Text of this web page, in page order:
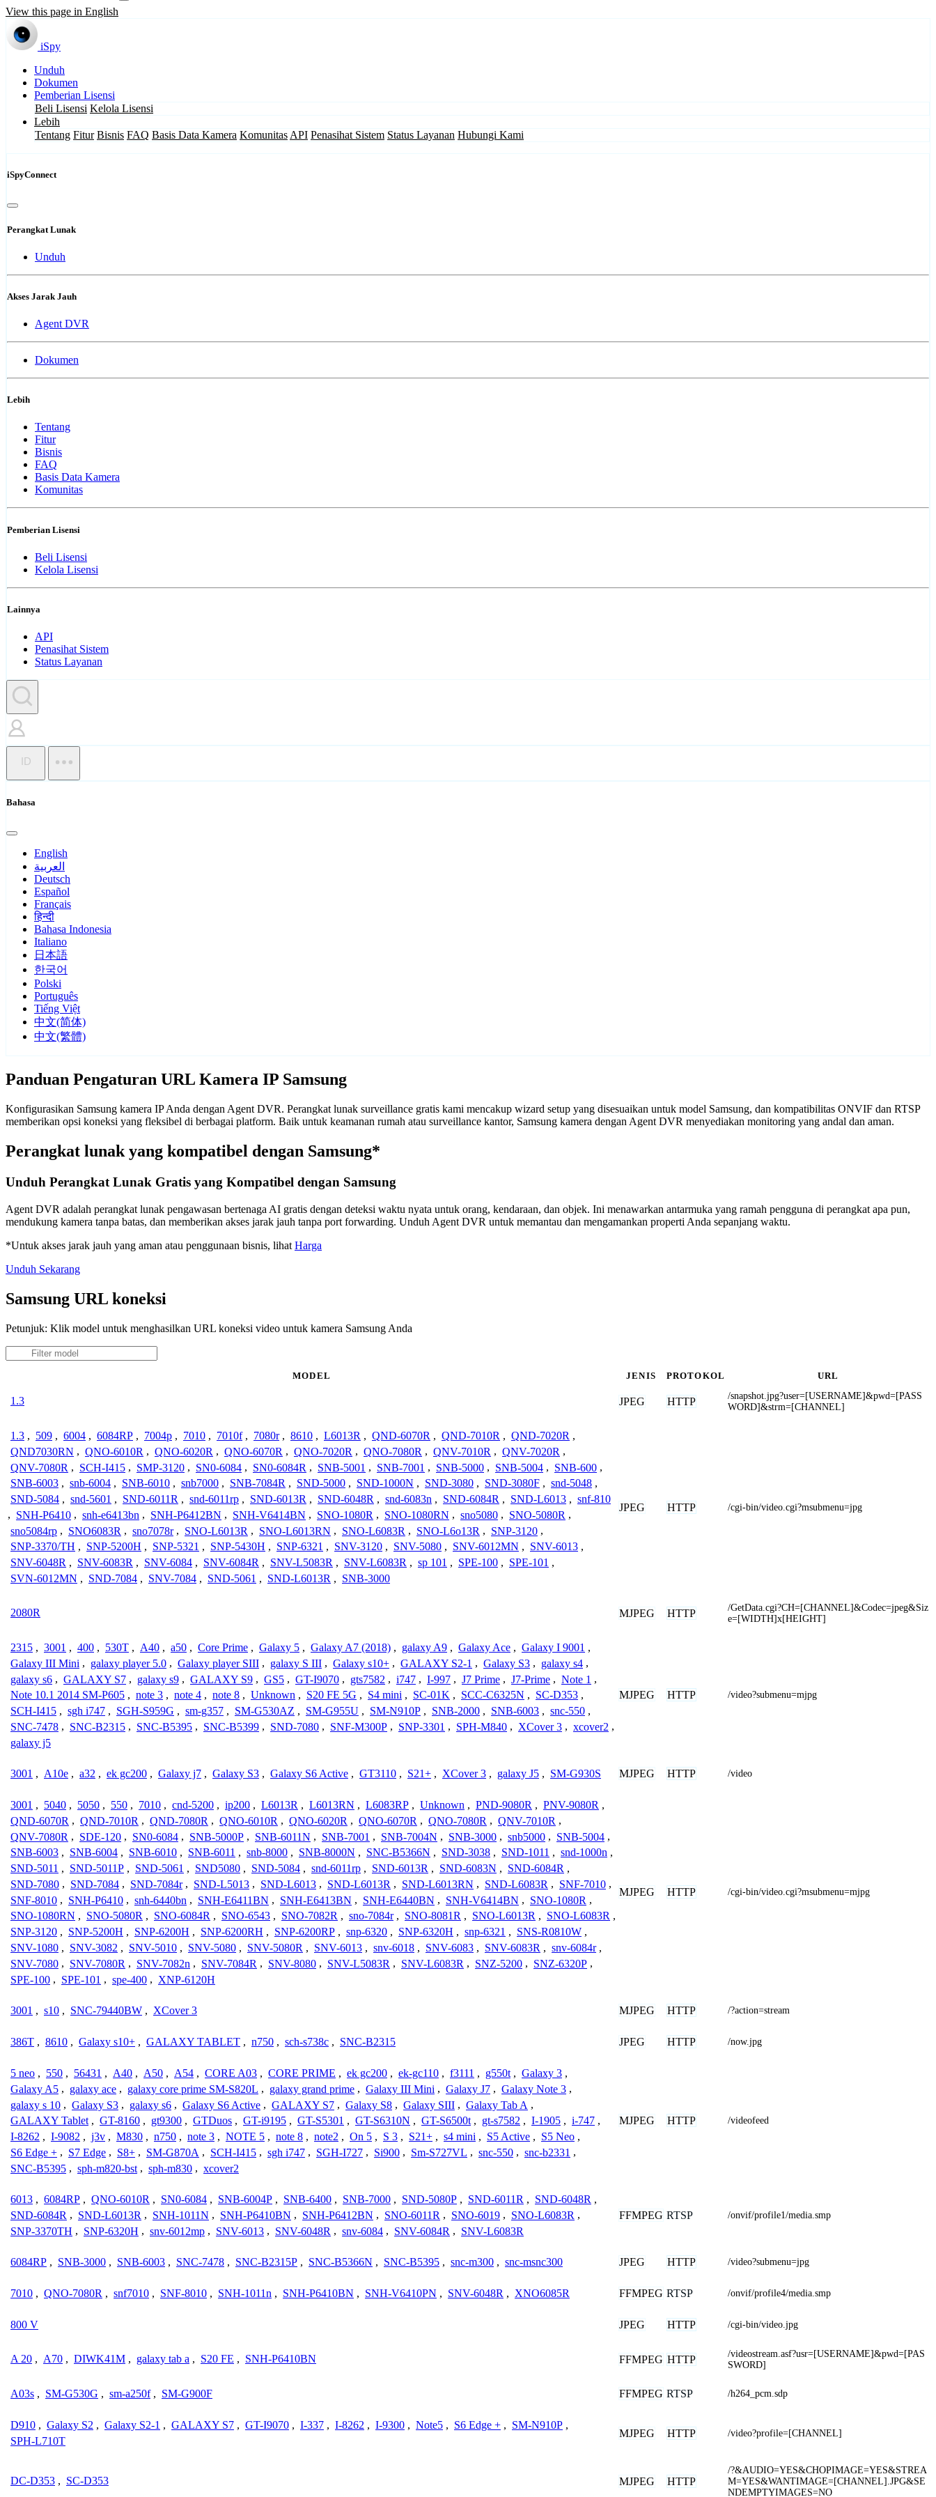
View this page in English
iSpy
Unduh
Dokumen
Pemberian Lisensi
Beli Lisensi Kelola Lisensi
Lebih
Tentang Fitur Bisnis FAQ Basis Data Kamera Komunitas API Penasihat Sistem Status Layanan Hubungi Kami
iSpyConnect
Perangkat Lunak
Unduh
Akses Jarak Jauh
Agent DVR
Dokumen
Lebih
Tentang
Fitur
Bisnis
FAQ
Basis Data Kamera
Komunitas
Pemberian Lisensi
Beli Lisensi
Kelola Lisensi
Lainnya
API
Penasihat Sistem
Status Layanan
ID
Bahasa
English
العربية
Deutsch
Español
Français
हिन्दी
Bahasa Indonesia
Italiano
日本語
한국어
Polski
Português
Tiếng Việt
中文(简体)
中文(繁體)
Panduan Pengaturan URL Kamera IP Samsung
Konfigurasikan Samsung kamera IP Anda dengan Agent DVR. Perangkat lunak surveillance gratis kami mencakup wizard setup yang disesuaikan untuk model Samsung, dan kompatibilitas ONVIF dan RTSP
memberikan opsi koneksi yang fleksibel di berbagai platform. Baik untuk keamanan rumah atau surveillance kantor, Samsung kamera dengan Agent DVR menyediakan monitoring yang andal dan aman.
Perangkat lunak yang kompatibel dengan Samsung*
Unduh Perangkat Lunak Gratis yang Kompatibel dengan Samsung
Agent DVR adalah perangkat lunak pengawasan bertenaga AI gratis dengan deteksi waktu nyata untuk orang, kendaraan, dan objek. Ini menawarkan antarmuka yang ramah pengguna di perangkat apa pun,
mendukung kamera tanpa batas, dan memberikan akses jarak jauh tanpa port forwarding. Unduh Agent DVR untuk memantau dan mengamankan properti Anda sepanjang waktu.
*Untuk akses jarak jauh yang aman atau penggunaan bisnis, lihat Harga
Unduh Sekarang
Samsung URL koneksi
Petunjuk: Klik model untuk menghasilkan URL koneksi video untuk kamera Samsung Anda
MODEL JENIS PROTOKOL URL
1.3 JPEG HTTP
/snapshot.jpg?user=[USERNAME]&pwd=[PASS
WORD]&strm=[CHANNEL]
1.3 , 509 , 6004 , 6084RP , 7004p , 7010 , 7010f , 7080r , 8610 , L6013R , QND-6070R , QND-7010R , QND-7020R ,
QND7030RN , QNO-6010R , QNO-6020R , QNO-6070R , QNO-7020R , QNO-7080R , QNV-7010R , QNV-7020R ,
QNV-7080R , SCH-I415 , SMP-3120 , SN0-6084 , SN0-6084R , SNB-5001 , SNB-7001 , SNB-5000 , SNB-5004 , SNB-600 ,
SNB-6003 , snb-6004 , SNB-6010 , snb7000 , SNB-7084R , SND-5000 , SND-1000N , SND-3080 , SND-3080F , snd-5048 ,
SND-5084 , snd-5601 , SND-6011R , snd-6011rp , SND-6013R , SND-6048R , snd-6083n , SND-6084R , SND-L6013 , snf-810
, SNH-P6410 , snh-e6413bn , SNH-P6412BN , SNH-V6414BN , SNO-1080R , SNO-1080RN , sno5080 , SNO-5080R ,
sno5084rp , SNO6083R , sno7078r , SNO-L6013R , SNO-L6013RN , SNO-L6083R , SNO-L6o13R , SNP-3120 ,
SNP-3370/TH , SNP-5200H , SNP-5321 , SNP-5430H , SNP-6321 , SNV-3120 , SNV-5080 , SNV-6012MN , SNV-6013 ,
SNV-6048R , SNV-6083R , SNV-6084 , SNV-6084R , SNV-L5083R , SNV-L6083R , sp 101 , SPE-100 , SPE-101 ,
SVN-6012MN , SND-7084 , SNV-7084 , SND-5061 , SND-L6013R , SNB-3000
JPEG HTTP /cgi-bin/video.cgi?msubmenu=jpg
2080R MJPEG HTTP
/GetData.cgi?CH=[CHANNEL]&Codec=jpeg&Siz
e=[WIDTH]x[HEIGHT]
2315 , 3001 , 400 , 530T , A40 , a50 , Core Prime , Galaxy 5 , Galaxy A7 (2018) , galaxy A9 , Galaxy Ace , Galaxy I 9001 ,
Galaxy III Mini , galaxy player 5.0 , Galaxy player SIII , galaxy S III , Galaxy s10+ , GALAXY S2-1 , Galaxy S3 , galaxy s4 ,
galaxy s6 , GALAXY S7 , galaxy s9 , GALAXY S9 , GS5 , GT-I9070 , gts7582 , i747 , I-997 , J7 Prime , J7-Prime , Note 1 ,
Note 10.1 2014 SM-P605 , note 3 , note 4 , note 8 , Unknown , S20 FE 5G , S4 mini , SC-01K , SCC-C6325N , SC-D353 ,
SCH-I415 , sgh i747 , SGH-S959G , sm-g357 , SM-G530AZ , SM-G955U , SM-N910P , SNB-2000 , SNB-6003 , snc-550 ,
SNC-7478 , SNC-B2315 , SNC-B5395 , SNC-B5399 , SND-7080 , SNF-M300P , SNP-3301 , SPH-M840 , XCover 3 , xcover2 ,
galaxy j5
MJPEG HTTP /video?submenu=mjpg
3001 , A10e , a32 , ek gc200 , Galaxy j7 , Galaxy S3 , Galaxy S6 Active , GT3110 , S21+ , XCover 3 , galaxy J5 , SM-G930S MJPEG HTTP /video
3001 , 5040 , 5050 , 550 , 7010 , cnd-5200 , ip200 , L6013R , L6013RN , L6083RP , Unknown , PND-9080R , PNV-9080R ,
QND-6070R , QND-7010R , QND-7080R , QNO-6010R , QNO-6020R , QNO-6070R , QNO-7080R , QNV-7010R ,
QNV-7080R , SDE-120 , SN0-6084 , SNB-5000P , SNB-6011N , SNB-7001 , SNB-7004N , SNB-3000 , snb5000 , SNB-5004 ,
SNB-6003 , SNB-6004 , SNB-6010 , SNB-6011 , snb-8000 , SNB-8000N , SNC-B5366N , SND-3038 , SND-1011 , snd-1000n ,
SND-5011 , SND-5011P , SND-5061 , SND5080 , SND-5084 , snd-6011rp , SND-6013R , SND-6083N , SND-6084R ,
SND-7080 , SND-7084 , SND-7084r , SND-L5013 , SND-L6013 , SND-L6013R , SND-L6013RN , SND-L6083R , SNF-7010 ,
SNF-8010 , SNH-P6410 , snh-6440bn , SNH-E6411BN , SNH-E6413BN , SNH-E6440BN , SNH-V6414BN , SNO-1080R ,
SNO-1080RN , SNO-5080R , SNO-6084R , SNO-6543 , SNO-7082R , sno-7084r , SNO-8081R , SNO-L6013R , SNO-L6083R ,
SNP-3120 , SNP-5200H , SNP-6200H , SNP-6200RH , SNP-6200RP , snp-6320 , SNP-6320H , snp-6321 , SNS-R0810W ,
SNV-1080 , SNV-3082 , SNV-5010 , SNV-5080 , SNV-5080R , SNV-6013 , snv-6018 , SNV-6083 , SNV-6083R , snv-6084r ,
SNV-7080 , SNV-7080R , SNV-7082n , SNV-7084R , SNV-8080 , SNV-L5083R , SNV-L6083R , SNZ-5200 , SNZ-6320P ,
SPE-100 , SPE-101 , spe-400 , XNP-6120H
MJPEG HTTP /cgi-bin/video.cgi?msubmenu=mjpg
3001 , s10 , SNC-79440BW , XCover 3 MJPEG HTTP /?action=stream
386T , 8610 , Galaxy s10+ , GALAXY TABLET , n750 , sch-s738c , SNC-B2315 JPEG HTTP /now.jpg
5 neo , 550 , 56431 , A40 , A50 , A54 , CORE A03 , CORE PRIME , ek gc200 , ek-gc110 , f3111 , g550t , Galaxy 3 ,
Galaxy A5 , galaxy ace , galaxy core prime SM-S820L , galaxy grand prime , Galaxy III Mini , Galaxy J7 , Galaxy Note 3 ,
galaxy s 10 , Galaxy S3 , galaxy s6 , Galaxy S6 Active , GALAXY S7 , Galaxy S8 , Galaxy SIII , Galaxy Tab A ,
GALAXY Tablet , GT-8160 , gt9300 , GTDuos , GT-i9195 , GT-S5301 , GT-S6310N , GT-S6500t , gt-s7582 , I-1905 , i-747 ,
I-8262 , I-9082 , j3v , M830 , n750 , note 3 , NOTE 5 , note 8 , note2 , On 5 , S 3 , S21+ , s4 mini , S5 Active , S5 Neo ,
S6 Edge + , S7 Edge , S8+ , SM-G870A , SCH-I415 , sgh i747 , SGH-I727 , Si900 , Sm-S727VL , snc-550 , snc-b2331 ,
SNC-B5395 , sph-m820-bst , sph-m830 , xcover2
MJPEG HTTP /videofeed
6013 , 6084RP , QNO-6010R , SN0-6084 , SNB-6004P , SNB-6400 , SNB-7000 , SND-5080P , SND-6011R , SND-6048R ,
SND-6084R , SND-L6013R , SNH-1011N , SNH-P6410BN , SNH-P6412BN , SNO-6011R , SNO-6019 , SNO-L6083R ,
SNP-3370TH , SNP-6320H , snv-6012mp , SNV-6013 , SNV-6048R , snv-6084 , SNV-6084R , SNV-L6083R
FFMPEG RTSP /onvif/profile1/media.smp
6084RP , SNB-3000 , SNB-6003 , SNC-7478 , SNC-B2315P , SNC-B5366N , SNC-B5395 , snc-m300 , snc-msnc300 JPEG HTTP /video?submenu=jpg
7010 , QNO-7080R , snf7010 , SNF-8010 , SNH-1011n , SNH-P6410BN , SNH-V6410PN , SNV-6048R , XNO6085R FFMPEG RTSP /onvif/profile4/media.smp
800 V JPEG HTTP /cgi-bin/video.jpg
A 20 , A70 , DIWK41M , galaxy tab a , S20 FE , SNH-P6410BN FFMPEG HTTP
/videostream.asf?usr=[USERNAME]&pwd=[PAS
SWORD]
A03s , SM-G530G , sm-a250f , SM-G900F FFMPEG RTSP /h264_pcm.sdp
D910 , Galaxy S2 , Galaxy S2-1 , GALAXY S7 , GT-I9070 , I-337 , I-8262 , I-9300 , Note5 , S6 Edge + , SM-N910P ,
SPH-L710T
MJPEG HTTP /video?profile=[CHANNEL]
DC-D353 , SC-D353 MJPEG HTTP
/?&AUDIO=YES&CHOPIMAGE=YES&STREA
M=YES&WANTIMAGE=[CHANNEL].JPG&SE
NDEMPTYIMAGES=NO